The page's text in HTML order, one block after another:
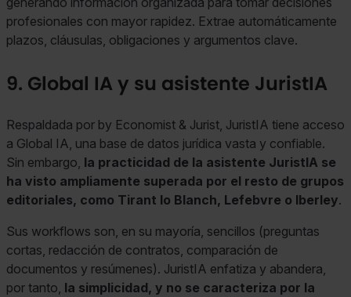
profesionales con mayor rapidez. Extrae automáticamente
plazos, cláusulas, obligaciones y argumentos clave.
9. Global IA y su asistente JuristIA
Respaldada por by Economist & Jurist, JuristIA tiene acceso
a Global IA, una base de datos jurídica vasta y confiable.
Sin embargo, la practicidad de la asistente JuristIA se
ha visto ampliamente superada por el resto de grupos
editoriales, como Tirant lo Blanch, Lefebvre o Iberley.
Sus workflows son, en su mayoría, sencillos (preguntas
cortas, redacción de contratos, comparación de
documentos y resúmenes). JuristIA enfatiza y abandera,
por tanto, la simplicidad, y no se caracteriza por la